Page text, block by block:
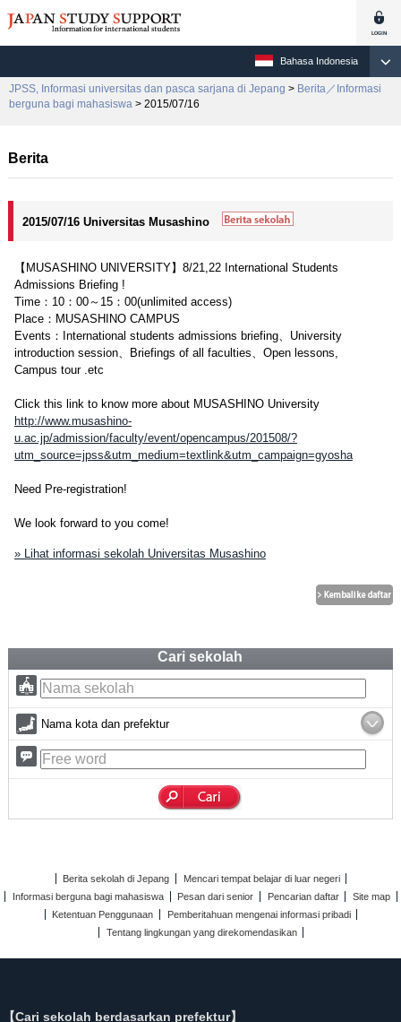
Bahasa Indonesia
JPSS, Informasi universitas dan pasca sarjana di Jepang > Berita／Informasi
berguna bagi mahasiswa > 2015/07/16
Berita
2015/07/16 Universitas Musashino
【MUSASHINO UNIVERSITY】8/21,22 International Students
Admissions Briefing !
Time：10：00～15：00(unlimited access)
Place：MUSASHINO CAMPUS
Events：International students admissions briefing、University
introduction session、Briefings of all faculties、Open lessons,
Campus tour .etc
Click this link to know more about MUSASHINO University
http://www.musashino-
u.ac.jp/admission/faculty/event/opencampus/201508/?
utm_source=jpss&utm_medium=textlink&utm_campaign=gyosha
Need Pre-registration!
We look forward to you come!
» Lihat informasi sekolah Universitas Musashino
Cari sekolah
Nama kota dan prefektur
Berita sekolah di Jepang
Mencari tempat belajar di luar negeri
Informasi berguna bagi mahasiswa
Pesan dari senior Pencarian daftar
Site map
Ketentuan Penggunaan
Pemberitahuan mengenai informasi pribadi
Tentang lingkungan yang direkomendasikan
【Cari sekolah berdasarkan prefektur】